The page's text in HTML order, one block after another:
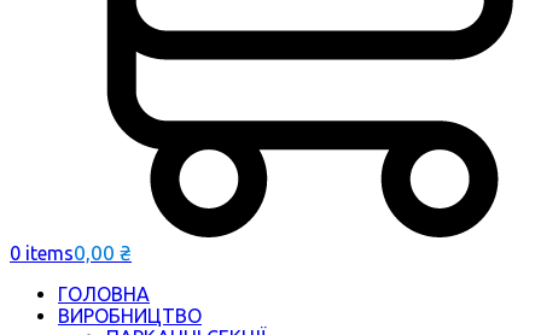
0 items0,00 ₴
ГОЛОВНА
ВИРОБНИЦТВО